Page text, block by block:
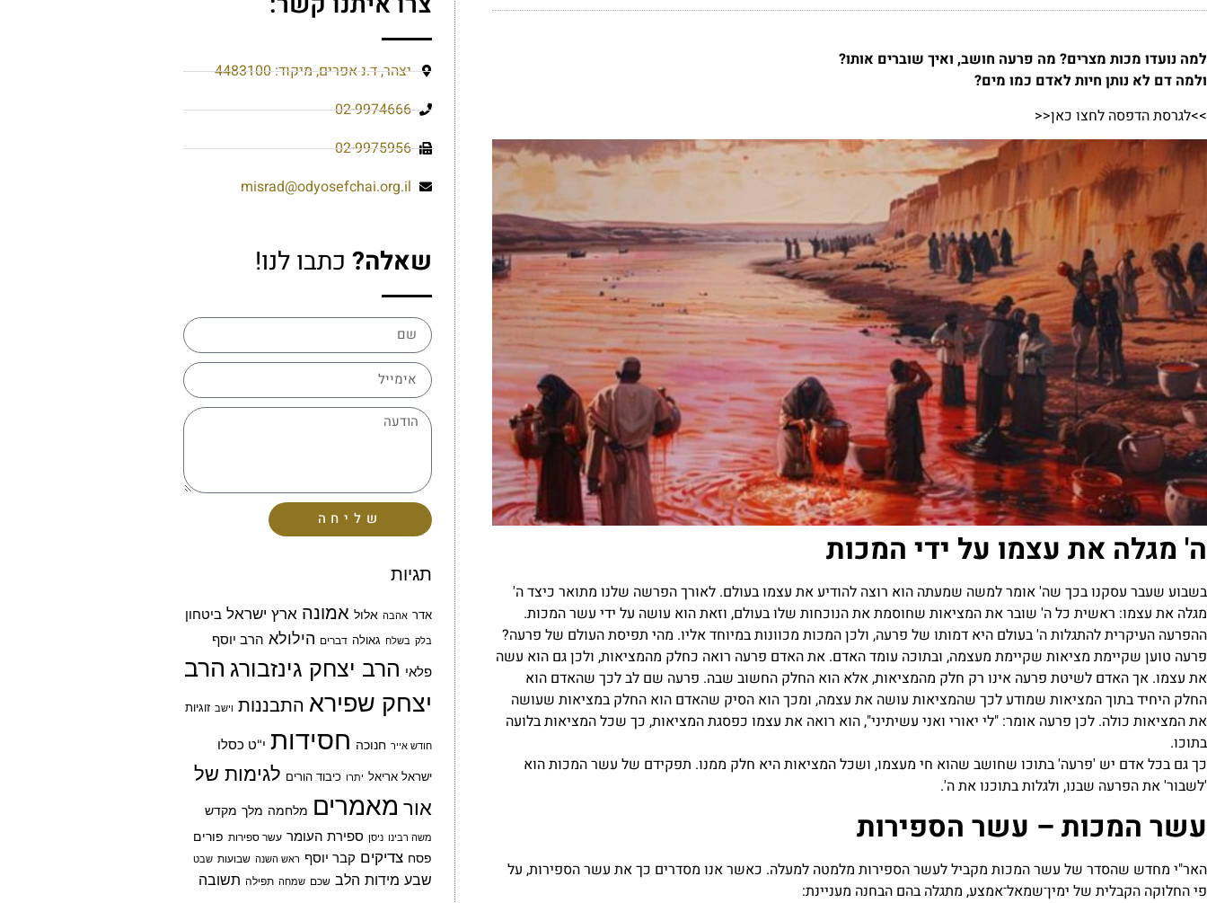
למה נועדו מכות מצרים? מה פרעה חושב, ואיך שוברים אותו?
ולמה דם לא נותן חיות לאדם כמו מים?
>>לגרסת הדפסה לחצו כאן<<
ה' מגלה את עצמו על ידי המכות
בשבוע שעבר עסקנו בכך שה' אומר למשה שמעתה הוא רוצה להודיע את עצמו בעולם. לאורך הפרשה שלנו מתואר כיצד ה'
מגלה את עצמו: ראשית כל ה' שובר את המציאות שחוסמת את הנוכחות שלו בעולם, וזאת הוא עושה על ידי עשר המכות.
ההפרעה העיקרית להתגלות ה' בעולם היא דמותו של פרעה, ולכן המכות מכוונות במיוחד אליו. מהי תפיסת העולם של פרעה?
פרעה טוען שקיימת מציאות שקיימת מעצמה, ובתוכה עומד האדם. את האדם פרעה רואה כחלק מהמציאות, ולכן גם הוא עשה
את עצמו. אך האדם לשיטת פרעה אינו רק חלק מהמציאות, אלא הוא החלק החשוב שבה. פרעה שם לב לכך שהאדם הוא
החלק היחיד בתוך המציאות שמודע לכך שהמציאות עושה את עצמה, ומכך הוא הסיק שהאדם הוא החלק במציאות שעושה
את המציאות כולה. לכן פרעה אומר: "לי יאורי ואני עשיתיני", הוא רואה את עצמו כפסגת המציאות, כך שכל המציאות בלועה
בתוכו.
כך גם בכל אדם יש 'פרעה' בתוכו שחושב שהוא חי מעצמו, ושכל המציאות היא חלק ממנו. תפקידם של עשר המכות הוא
'לשבור' את הפרעה שבנו, ולגלות בתוכנו את ה'.
עשר המכות – עשר הספירות
האר"י מחדש שהסדר של עשר המכות מקביל לעשר הספירות מלמטה למעלה. כאשר אנו מסדרים כך את עשר הספירות, על
פי החלוקה הקבלית של ימין־שמאל־אמצע, מתגלה בהם הבחנה מעניינת:
יצהר, ד.נ אפרים, מיקוד: 4483100
02-9974666
02-9975956
misrad@odyosefchai.org.il
שאלה? כתבו לנו!
שליחה
תגיות
אדר אהבה אלול אמונה ארץ ישראל ביטחון
בלק בשלח גאולה דברים הילולא הרב יוסף
פלאי הרב יצחק גינזבורג הרב
יצחק שפירא התבננות וישב זוגיות
חודש אייר חנוכה חסידות י"ט כסלו
ישראל אריאל יתרו כיבוד הורים לגימות של
אור מאמרים מלחמה מלך מקדש
משה רבינו ניסן ספירת העומר עשר ספירות פורים
פסח צדיקים קבר יוסף ראש השנה שבועות שבט
שבע מידות הלב שכם שמחה תפילה תשובה